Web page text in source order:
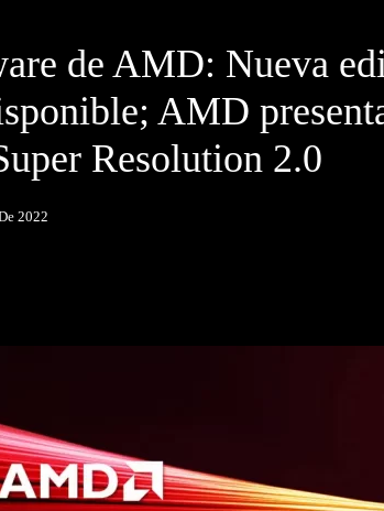
de AMD: Nueva
AMD
Resolution 2.0
2022